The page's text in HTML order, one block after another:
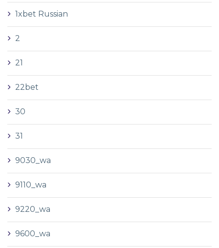
1xbet Russian
2
21
22bet
30
31
9030_wa
9110_wa
9220_wa
9600_wa